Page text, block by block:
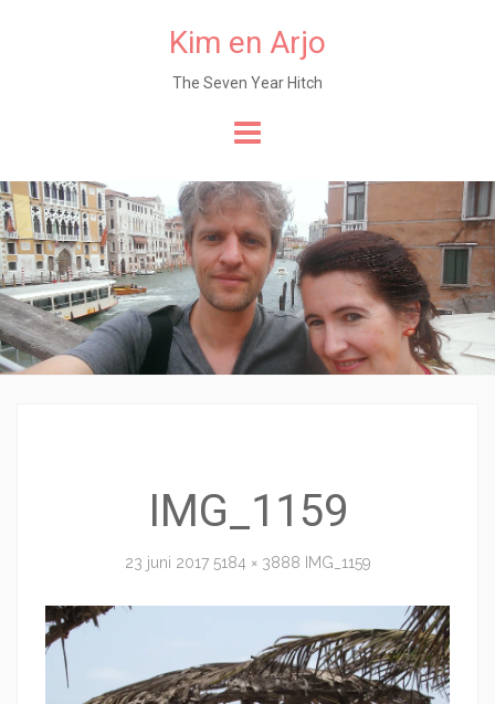
Kim en Arjo
The Seven Year Hitch
de
content
IMG_1159
23 juni 2017 5184 × 3888 IMG_1159